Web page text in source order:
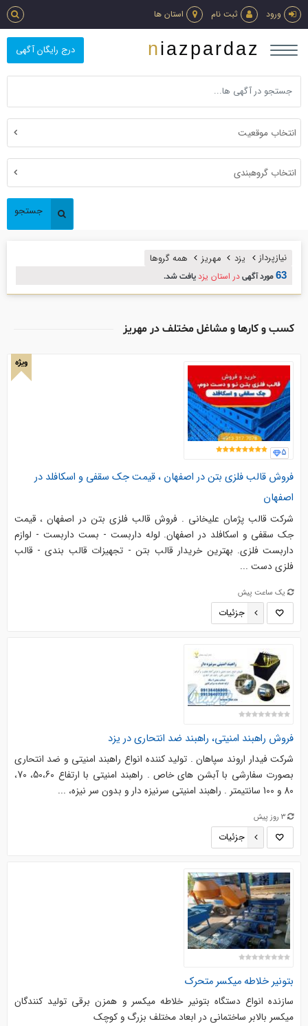
ورود ثبت نام استان ها
درج رایگان آگهی niazpardaz
انتخاب موقعیت
انتخاب گروهبندی
جستجو
نیازپرداز یزد مهریز همه گروها
63مورد آگهیدر استان یزدیافت شد.
کسب و کارها و مشاغل مختلف در مهریز
ویژه
5
فروش قالب فلزی بتن در اصفهان ، قیمت جک سقفی و اسکافلد در
اصفهان
شرکت قالب پژمان علیخانی . فروش قالب فلزی بتن در اصفهان ، قیمت
جک سقفی و اسکافلد در اصفهان. لوله داربست - بست داربست - لوازم
داربست فلزی. بهترین خریدار قالب بتن - تجهیزات قالب بندی - قالب
فلزی دست ...
یک ساعت پیش
جزئیات
فروش راهبند امنیتی، راهبند ضد انتحاری در یزد
شرکت فیدار اروند سپاهان . تولید کننده انواع راهبند امنیتی و ضد انتحاری
بصورت سفارشی با آبشن های خاص . راهبند امنیتی با ارتفاع 50،60، 70،
80 و 100 سانتیمتر . راهبند امنیتی سرنیزه دار و بدون سر نیزه، ...
3 روز پیش
جزئیات
بتونیر خلاطه میکسر متحرک
سازنده انواع دستگاه بتونیر خلاطه میکسر و همزن برقی تولید کنندگان
میکسر بالابر ساختمانی در ابعاد مختلف بزرگ و کوچک